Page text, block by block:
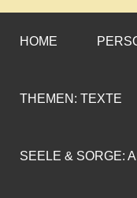
HOME
THEMEN: TEXTE
SEELE & SORGE: